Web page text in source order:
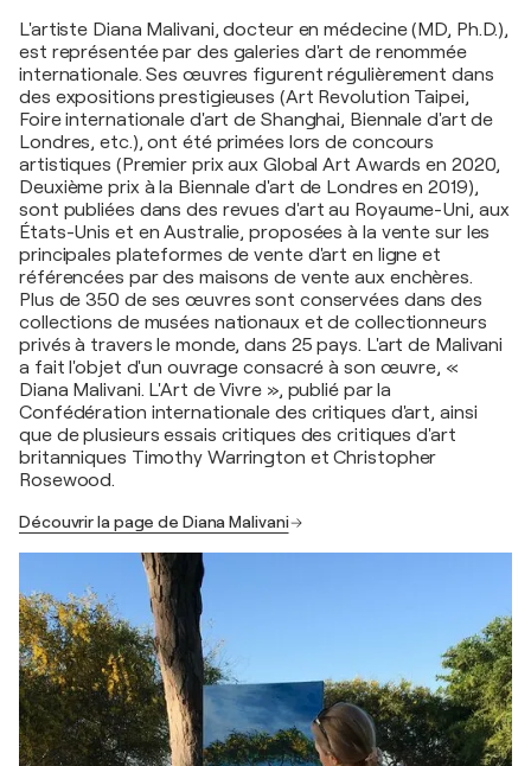
L'artiste Diana Malivani, docteur en médecine (MD, Ph.D.),
est représentée par des galeries d'art de renommée
internationale. Ses œuvres figurent régulièrement dans
des expositions prestigieuses (Art Revolution Taipei,
Foire internationale d'art de Shanghai, Biennale d'art de
Londres, etc.), ont été primées lors de concours
artistiques (Premier prix aux Global Art Awards en 2020,
Deuxième prix à la Biennale d'art de Londres en 2019),
sont publiées dans des revues d'art au Royaume-Uni, aux
États-Unis et en Australie, proposées à la vente sur les
principales plateformes de vente d'art en ligne et
référencées par des maisons de vente aux enchères.
Plus de 350 de ses œuvres sont conservées dans des
collections de musées nationaux et de collectionneurs
privés à travers le monde, dans 25 pays. L'art de Malivani
a fait l'objet d'un ouvrage consacré à son œuvre, «
Diana Malivani. L'Art de Vivre », publié par la
Confédération internationale des critiques d'art, ainsi
que de plusieurs essais critiques des critiques d'art
britanniques Timothy Warrington et Christopher
Rosewood.
Découvrir la page de Diana Malivani